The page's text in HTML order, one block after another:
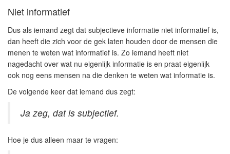
Niet informatief
Dus als iemand zegt dat subjectieve informatie niet informatief is,
dan heeft die zich voor de gek laten houden door de mensen die
menen te weten wat informatief is. Zo iemand heeft niet
nagedacht over wat nu eigenlijk informatie is en praat eigenlijk
ook nog eens mensen na die denken te weten wat informatie is.
De volgende keer dat iemand dus zegt:
Ja zeg, dat is subjectief.
Hoe je dus alleen maar te vragen: